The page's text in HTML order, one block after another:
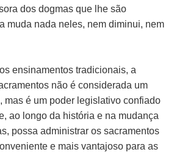
dos dogmas que lhe são
muda nada neles, nem diminui, nem
ensinamentos tradicionais, a
não é considerada um
mas é um poder legislativo confiado
ao longo da história e na mudança
possa administrar os sacramentos
e mais vantajoso para as